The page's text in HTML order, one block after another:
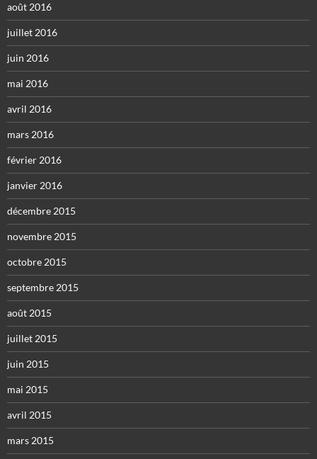
août 2016
juillet 2016
juin 2016
mai 2016
avril 2016
mars 2016
février 2016
janvier 2016
décembre 2015
novembre 2015
octobre 2015
septembre 2015
août 2015
juillet 2015
juin 2015
mai 2015
avril 2015
mars 2015